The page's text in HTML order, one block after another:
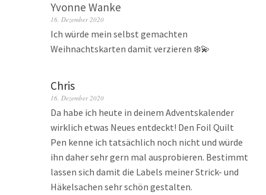
Yvonne Wanke
16. Dezember 2020
Ich würde mein selbst gemachten
Weihnachtskarten damit verzieren ❄️💫
Chris
16. Dezember 2020
Da habe ich heute in deinem Adventskalender
wirklich etwas Neues entdeckt! Den Foil Quilt
Pen kenne ich tatsächlich noch nicht und würde
ihn daher sehr gern mal ausprobieren. Bestimmt
lassen sich damit die Labels meiner Strick- und
Häkelsachen sehr schön gestalten.